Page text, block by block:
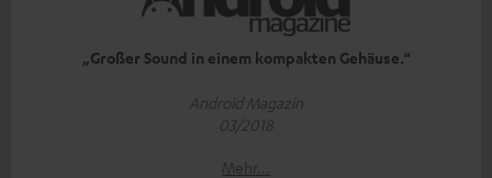
„Großer Sound in einem kompakten Gehäuse.“
Android Magazin
03/2018
Mehr...